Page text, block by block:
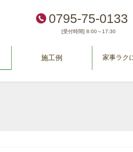
0795-75-0133
[受付時間] 8:00～17:30
施工例 家事ラク